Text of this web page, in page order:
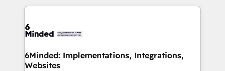
Our Expertise 🔹 Onboarding & Implementation:
tailored to your GTM motion. 🔹 Migrations: Move
downtime. 🔹 RevOps Strategy: Align teams,
processes, and data to drive revenue efficiency. 🔹
6Minded: Implementations, Integrations,
Websites